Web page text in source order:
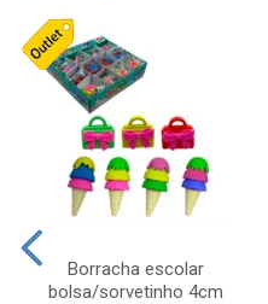
Borracha escolar
bolsa/sorvetinho 4cm